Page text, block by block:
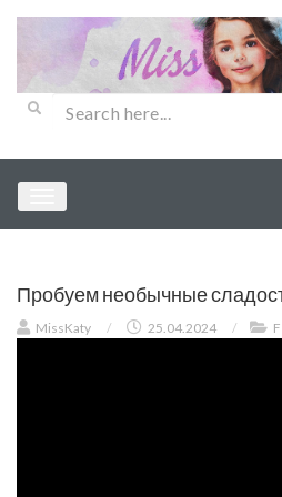
Пробуем необычные
MissKaty / 25.04.2024 /